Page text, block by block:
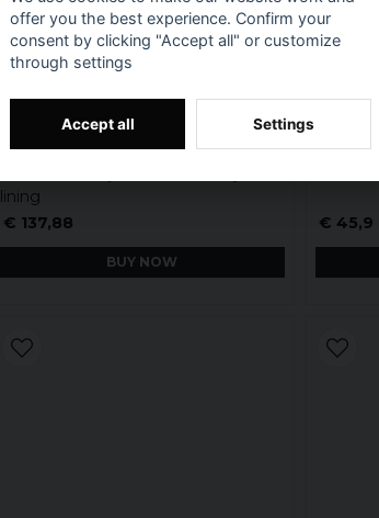
Available in multiple variants
lining
€ 137,88
BUY NOW
Men's
€ 45,9
offer you the best experience. Confirm your
consent by clicking "Accept all" or customize
through settings
Accept all Settings